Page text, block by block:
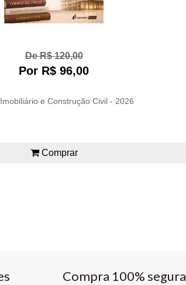
De R$ 120,00
Por R$ 96,00
e Construção Civil - 2026
Comprar
Compra 100% segura